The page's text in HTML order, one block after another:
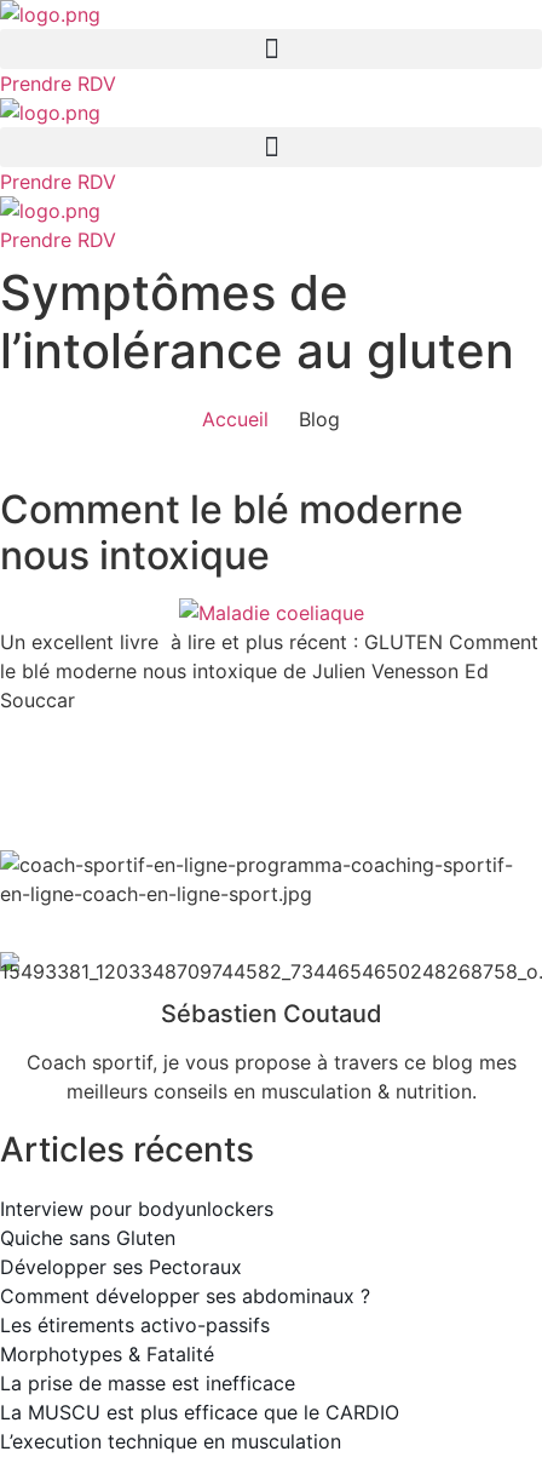
Aller
contenu
Prendre RDV
Prendre RDV
Prendre RDV
Symptômes de
l’intolérance au gluten
Accueil Blog
Comment le blé moderne
nous intoxique
Un excellent livre à lire et plus récent : GLUTEN Comment
le blé moderne nous intoxique de Julien Venesson Ed
Souccar
Sébastien Coutaud
Coach sportif, je vous propose à travers ce blog mes
meilleurs conseils en musculation & nutrition.
Articles récents
Interview pour bodyunlockers
Quiche sans Gluten
Développer ses Pectoraux
Comment développer ses abdominaux ?
Les étirements activo-passifs
Morphotypes & Fatalité
La prise de masse est inefficace
La MUSCU est plus efficace que le CARDIO
L’execution technique en musculation